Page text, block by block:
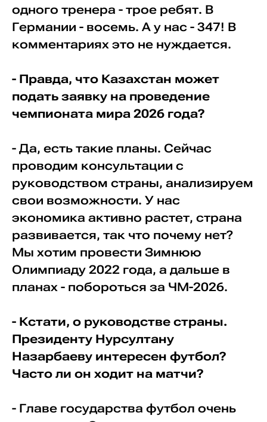
одного тренера - трое ребят. В
Германии - восемь. А у нас - 347! В
комментариях это не нуждается.
- Правда, что Казахстан может
подать заявку на проведение
чемпионата мира 2026 года?
- Да, есть такие планы. Сейчас
проводим консультации с
руководством страны, анализируем
свои возможности. У нас
экономика активно растет, страна
развивается, так что почему нет?
Мы хотим провести Зимнюю
Олимпиаду 2022 года, а дальше в
планах - побороться за ЧМ-2026.
- Кстати, о руководстве страны.
Президенту Нурсултану
Назарбаеву интересен футбол?
Часто ли он ходит на матчи?
- Главе государства футбол очень